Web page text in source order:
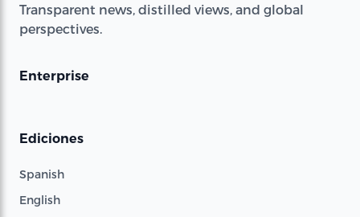
Transparent news, distilled views, and global
perspectives.
Enterprise
Ediciones
Spanish
English